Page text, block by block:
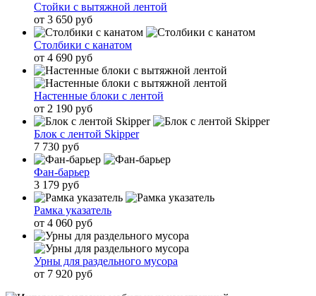
Стойки с вытяжной лентой
от 3 650 руб
Столбики с канатом
от 4 690 руб
Настенные блоки с лентой
от 2 190 руб
Блок с лентой Skipper
7 730 руб
Фан-барьер
3 179 руб
Рамка указатель
от 4 060 руб
Урны для раздельного мусора
от 7 920 руб